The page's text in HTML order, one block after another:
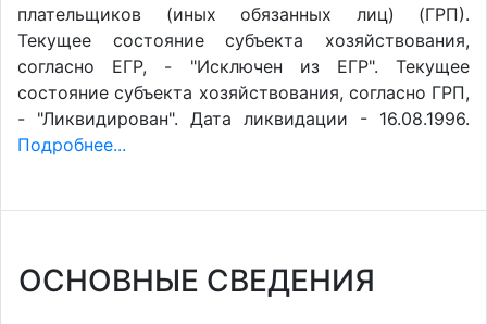
плательщиков (иных обязанных лиц) (ГРП).
Текущее состояние субъекта хозяйствования,
согласно ЕГР, - "Исключен из ЕГР". Текущее
состояние субъекта хозяйствования, согласно ГРП,
- "Ликвидирован". Дата ликвидации - 16.08.1996.
Подробнее...
ОСНОВНЫЕ СВЕДЕНИЯ